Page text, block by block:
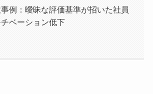
例：曖昧な評価基準が招いた社員
ベーション低下